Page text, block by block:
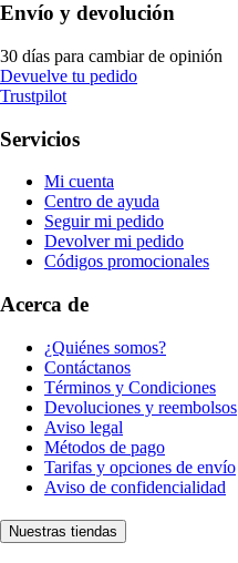
Envío y devolución
30 días para cambiar de opinión
Devuelve tu pedido
Trustpilot
Servicios
Mi cuenta
Centro de ayuda
Seguir mi pedido
Devolver mi pedido
Códigos promocionales
Acerca de
¿Quiénes somos?
Contáctanos
Términos y Condiciones
Devoluciones y reembolsos
Aviso legal
Métodos de pago
Tarifas y opciones de envío
Aviso de confidencialidad
Nuestras tiendas